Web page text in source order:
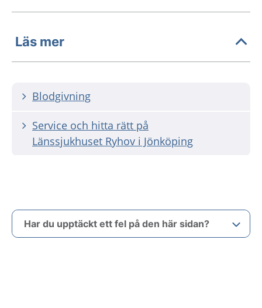
Läs mer
Blodgivning
Service och hitta rätt på
Länssjukhuset Ryhov i Jönköping
Har du upptäckt ett fel på den här sidan?